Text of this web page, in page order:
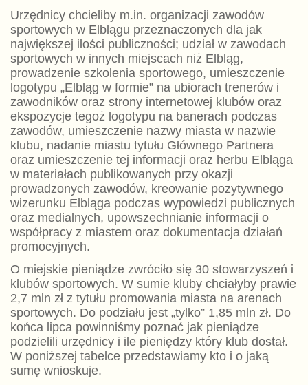
Urzędnicy chcieliby m.in. organizacji zawodów
sportowych w Elblągu przeznaczonych dla jak
największej ilości publiczności; udział w zawodach
sportowych w innych miejscach niż Elbląg,
prowadzenie szkolenia sportowego, umieszczenie
logotypu „Elbląg w formie” na ubiorach trenerów i
zawodników oraz strony internetowej klubów oraz
ekspozycje tegoż logotypu na banerach podczas
zawodów, umieszczenie nazwy miasta w nazwie
klubu, nadanie miastu tytułu Głównego Partnera
oraz umieszczenie tej informacji oraz herbu Elbląga
w materiałach publikowanych przy okazji
prowadzonych zawodów, kreowanie pozytywnego
wizerunku Elbląga podczas wypowiedzi publicznych
oraz medialnych, upowszechnianie informacji o
współpracy z miastem oraz dokumentacja działań
promocyjnych.
O miejskie pieniądze zwróciło się 30 stowarzyszeń i
klubów sportowych. W sumie kluby chciałyby prawie
2,7 mln zł z tytułu promowania miasta na arenach
sportowych. Do podziału jest „tylko” 1,85 mln zł. Do
końca lipca powinniśmy poznać jak pieniądze
podzielili urzędnicy i ile pieniędzy który klub dostał.
W poniższej tabelce przedstawiamy kto i o jaką
sumę wnioskuje.